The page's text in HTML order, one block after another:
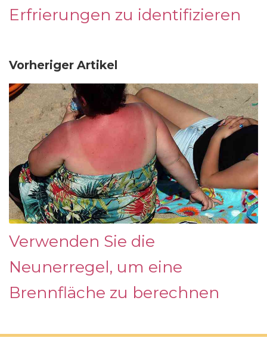
Erfrierungen zu identifizieren
Vorheriger Artikel
Verwenden Sie die
Neunerregel, um eine
Brennfläche zu berechnen